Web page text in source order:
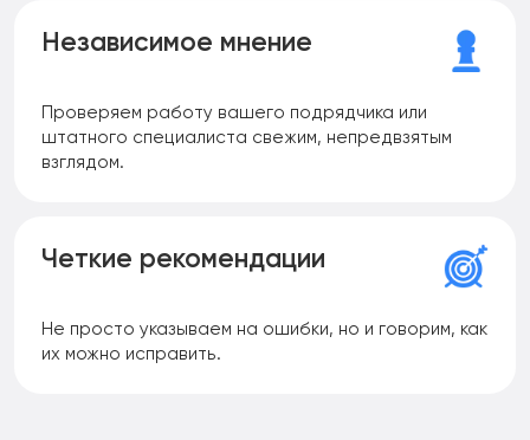
Независимое мнение
Проверяем работу вашего подрядчика или
штатного специалиста свежим, непредвзятым
взглядом.
Четкие рекомендации
Не просто указываем на ошибки, но и говорим, как
их можно исправить.